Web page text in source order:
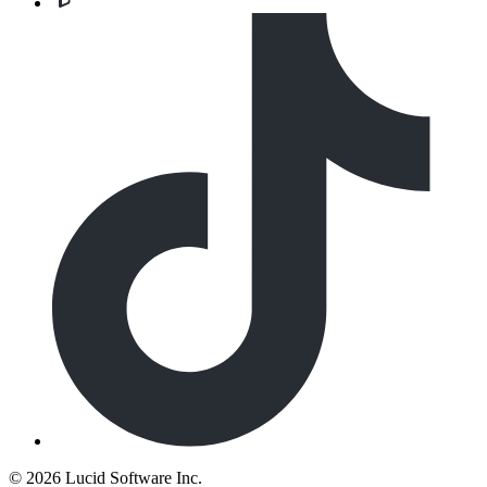
© 2026 Lucid Software Inc.